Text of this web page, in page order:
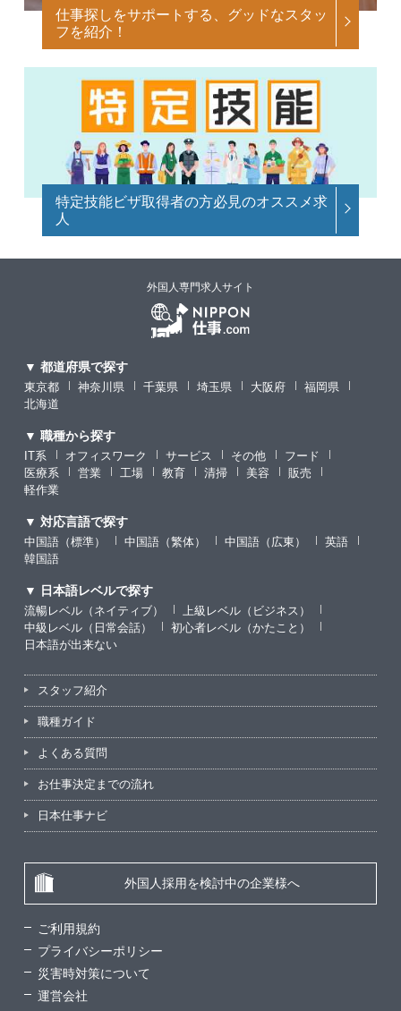
仕事探しをサポートする、グッドなスタッ
フを紹介！
特定技能ビザ取得者の方必見のオススメ求
人
外国人専門求人サイト
▼ 都道府県で探す
東京都 神奈川県 千葉県 埼玉県 大阪府
福岡県
北海道
▼ 職種から探す
IT系 オフィスワーク サービス その他
フード
医療系
営業 工場 教育 清掃 美容
販売
軽作業
▼ 対応言語で探す
中国語（標準） 中国語（繁体） 中国語（広東）
英語
韓国語
▼ 日本語レベルで探す
流暢レベル（ネイティブ）
上級レベル（ビジネス）
中級レベル（日常会話）
初心者レベル（かたこと）
日本語が出来ない
スタッフ紹介
職種ガイド
よくある質問
お仕事決定までの流れ
日本仕事ナビ
外国人採用を検討中の企業様へ
ご利用規約
プライバシーポリシー
災害時対策について
運営会社